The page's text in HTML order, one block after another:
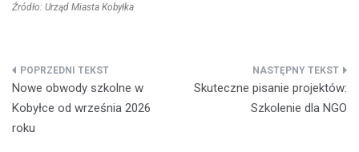
Źródło: Urząd Miasta Kobyłka
Nawigacja
wpisu
Nowe obwody szkolne w
Kobyłce od września 2026
roku
Skuteczne pisanie projektów:
Szkolenie dla NGO